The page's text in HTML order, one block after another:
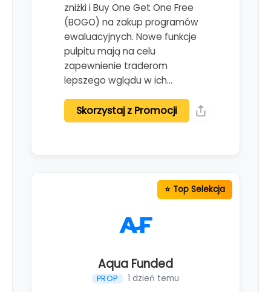
zniżki i Buy One Get One Free
(BOGO) na zakup programów
ewaluacyjnych. Nowe funkcje
pulpitu mają na celu
zapewnienie traderom
lepszego wglądu w ich…
Skorzystaj z Promocji
Aqua Funded
PROP 1 dzień temu